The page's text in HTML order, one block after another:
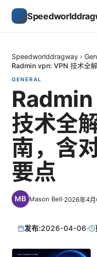
Speedworlddragway ›
Radmin vpn: VPN 技术全
GENERAL
技术全
南，含
要点
Mason Bell·2026年4月
发布:2026-04-06·